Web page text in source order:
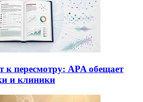
к пересмотру: APA обещает
и клиники